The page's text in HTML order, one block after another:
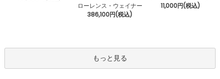
ローレンス・ウェイナー
386,100円(税込)
11,000円(税込)
もっと見る